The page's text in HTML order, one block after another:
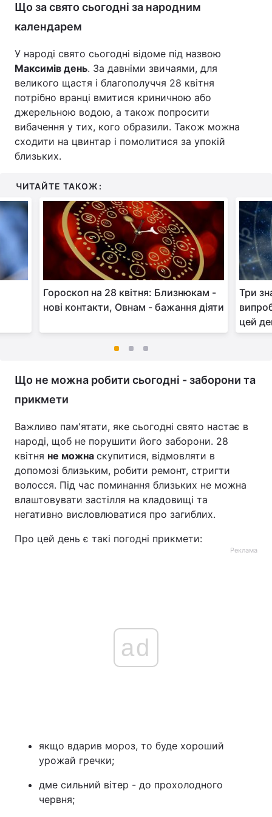
Що за свято сьогодні за народним
календарем
У народі свято сьогодні відоме під назвою
Максимів день. За давніми звичаями, для
великого щастя і благополуччя 28 квітня
потрібно вранці вмитися криничною або
джерельною водою, а також попросити
вибачення у тих, кого образили. Також можна
сходити на цвинтар і помолитися за упокій
близьких.
ЧИТАЙТЕ ТАКОЖ:
Гороскоп на 28 квітня: Близнюкам -
нові контакти, Овнам - бажання діяти
Три
цей
Що не можна робити сьогодні - заборони та
прикмети
Важливо пам'ятати, яке сьогодні свято настає в
народі, щоб не порушити його заборони. 28
квітня не можна скупитися, відмовляти в
допомозі близьким, робити ремонт, стригти
волосся. Під час поминання близьких не можна
влаштовувати застілля на кладовищі та
негативно висловлюватися про загиблих.
Про цей день є такі погодні прикмети:
Реклама
ad
якщо вдарив мороз, то буде хороший
урожай гречки;
дме сильний вітер - до прохолодного
червня;